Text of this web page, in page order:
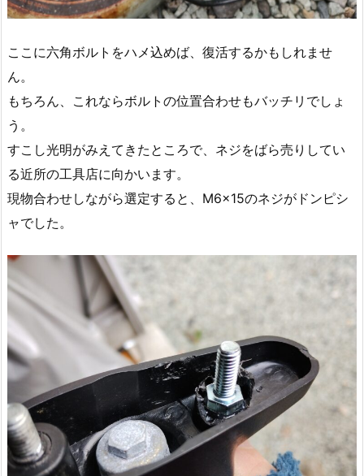
ここに六角ボルトをハメ込めば、復活するかもしれませ
ん。
もちろん、これならボルトの位置合わせもバッチリでしょ
う。
すこし光明がみえてきたところで、ネジをばら売りしてい
る近所の工具店に向かいます。
現物合わせしながら選定すると、M6×15のネジがドンピシ
ャでした。